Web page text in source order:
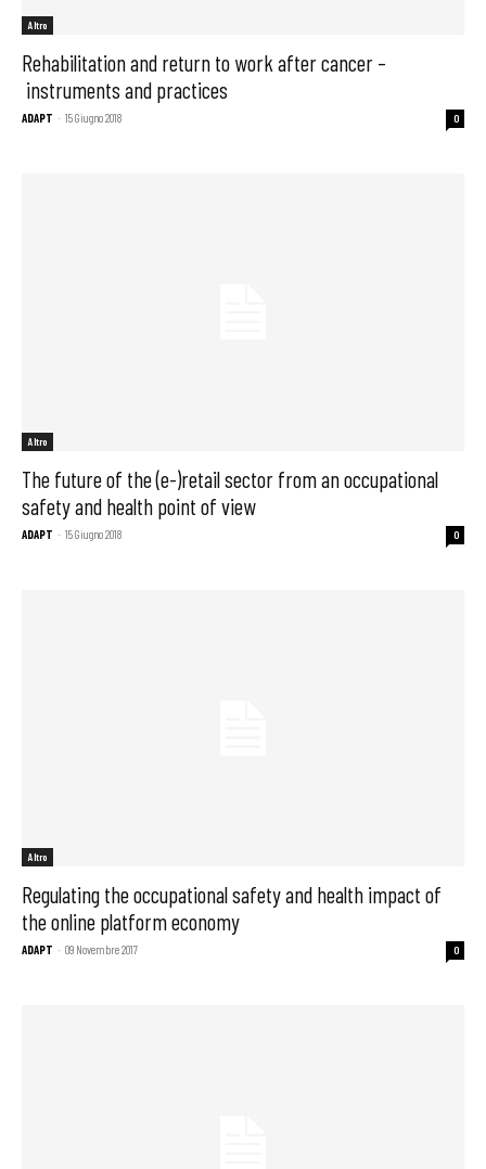
Altro
Rehabilitation and return to work after cancer –
instruments and practices
ADAPT - 15 Giugno 2018 0
Altro
The future of the (e-)retail sector from an occupational
safety and health point of view
ADAPT - 15 Giugno 2018 0
Altro
Regulating the occupational safety and health impact of
the online platform economy
ADAPT - 09 Novembre 2017 0